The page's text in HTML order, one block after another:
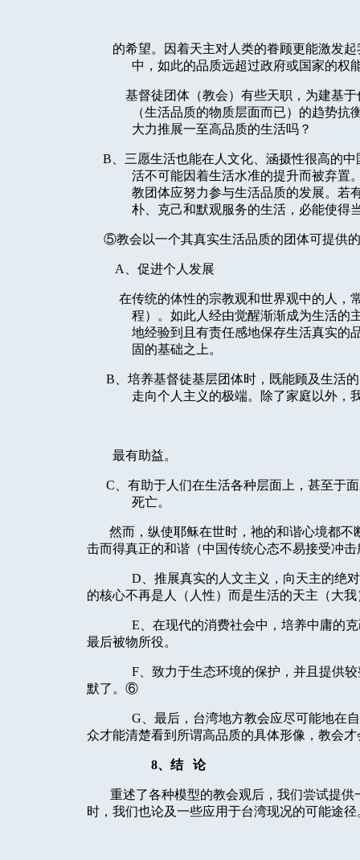
的希望。因着天主对人类的眷顾更能激发
中，如此的品质远超过政府或国家的权
基督徒团体（教会）有些天职，为建基
（生活品质的物质层面而已）的趋势
大力推展一至高品质的生活吗？
B 、三愿生活也能在人文化、涵摄性很高的
活不可能因着生活水准的提升而被弃置
教团体应努力参与生活品质的发展。若
朴、克己和默观服务的生活，必能使得
⑤教会以一个其真实生活品质的团体可提供
A 、促进个人发展
在传统的体性的宗教观和世界观中的人，
程）。如此人经由觉醒渐渐成为生活的
地经验到且有责任感地保存生活真实的
固的基础之上。
B 、培养基督徒基层团体时，既能顾及生活
走向个人主义的极端。除了家庭以外，
最有助益。
C 、有助于人们在生活各种层面上，甚至于
死亡。
然而，纵使耶稣在世时，祂的和谐心境都
击而得真正的和谐（中国传统心态不易接受冲
D 、推展真实的人文主义，向天主的绝
的核心不再是人（人性）而是生活的天主（大
E 、在现代的消费社会中，培养中庸的
最后被物所役。
F 、致力于生态环境的保护，并且提供
默了。⑥
G 、最后，台湾地方教会应尽可能地在
众才能清楚看到所谓高品质的具体形像，教会
8、结 论
重述了各种模型的教会观后，我们尝试提
时，我们也论及一些应用于台湾现况的可能途径